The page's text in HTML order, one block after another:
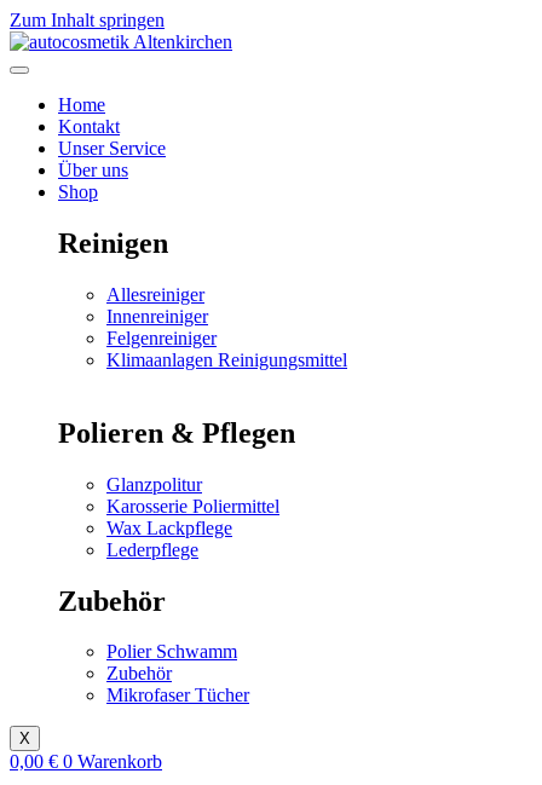
Zum Inhalt springen
Home
Kontakt
Unser Service
Über uns
Shop
Reinigen
Allesreiniger
Innenreiniger
Felgenreiniger
Klimaanlagen Reinigungsmittel
Polieren & Pflegen
Glanzpolitur
Karosserie Poliermittel
Wax Lackpflege
Lederpflege
Zubehör
Polier Schwamm
Zubehör
Mikrofaser Tücher
X
0,00 € 0 Warenkorb